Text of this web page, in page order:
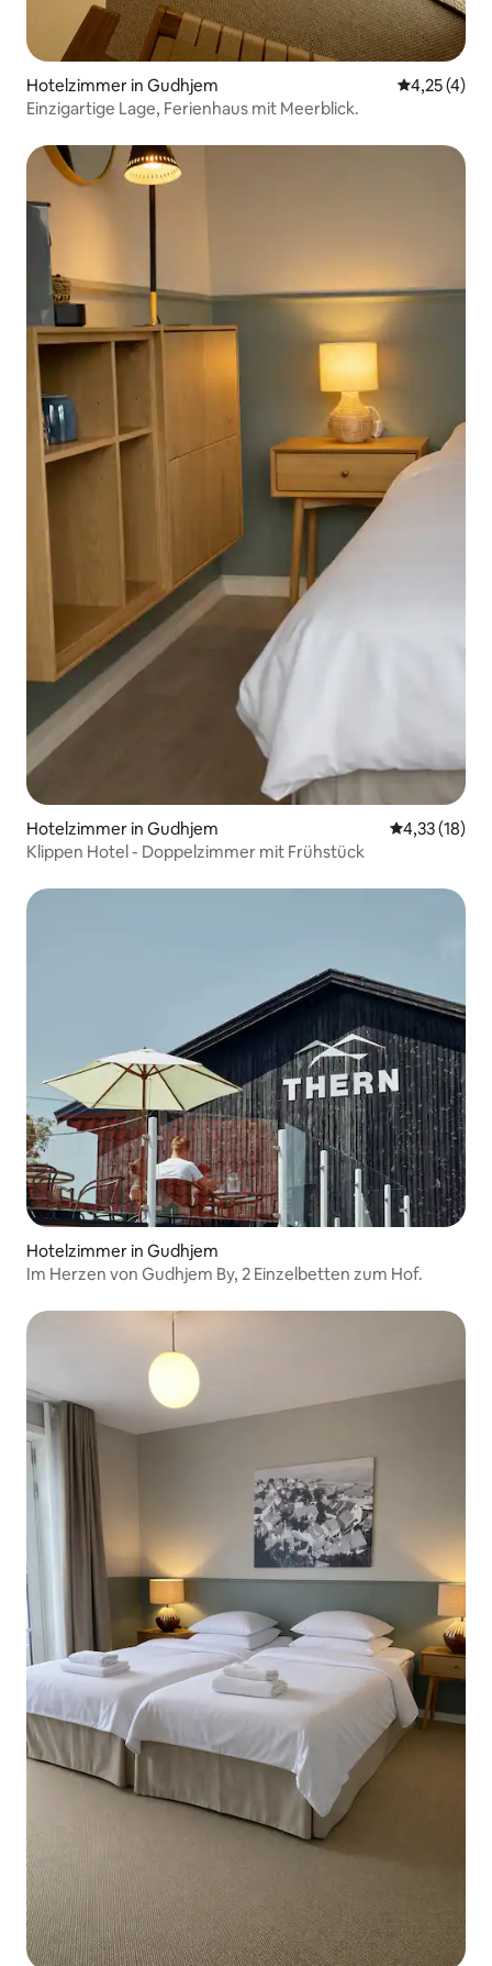
Hotelzimmer in Gudhjem
4,25 (4)
Einzigartige Lage, Ferienhaus mit Meerblick.
Hotelzimmer in Gudhjem
4,33 (18)
Klippen Hotel - Doppelzimmer mit Frühstück
Hotelzimmer in Gudhjem
Im Herzen von Gudhjem By, 2 Einzelbetten zum Hof.